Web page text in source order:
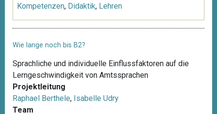
Kompetenzen, Didaktik, Lehren
Wie lange noch bis B2?
Sprachliche und individuelle Einflussfaktoren auf die
Lerngeschwindigkeit von Amtssprachen
Projektleitung
Raphael Berthele, Isabelle Udry
Team